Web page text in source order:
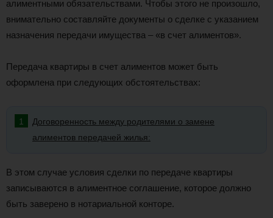
алиментными обязательствами. Чтобы этого не произошло,
внимательно составляйте документы о сделке с указанием
назначения передачи имущества – «в счет алиментов».
Передача квартиры в счет алиментов может быть
оформлена при следующих обстоятельствах:
Договоренность между родителями о замене
алиментов передачей жилья:
В этом случае условия сделки по передаче квартиры
записываются в алиментное соглашение, которое должно
быть заверено в нотариальной конторе.